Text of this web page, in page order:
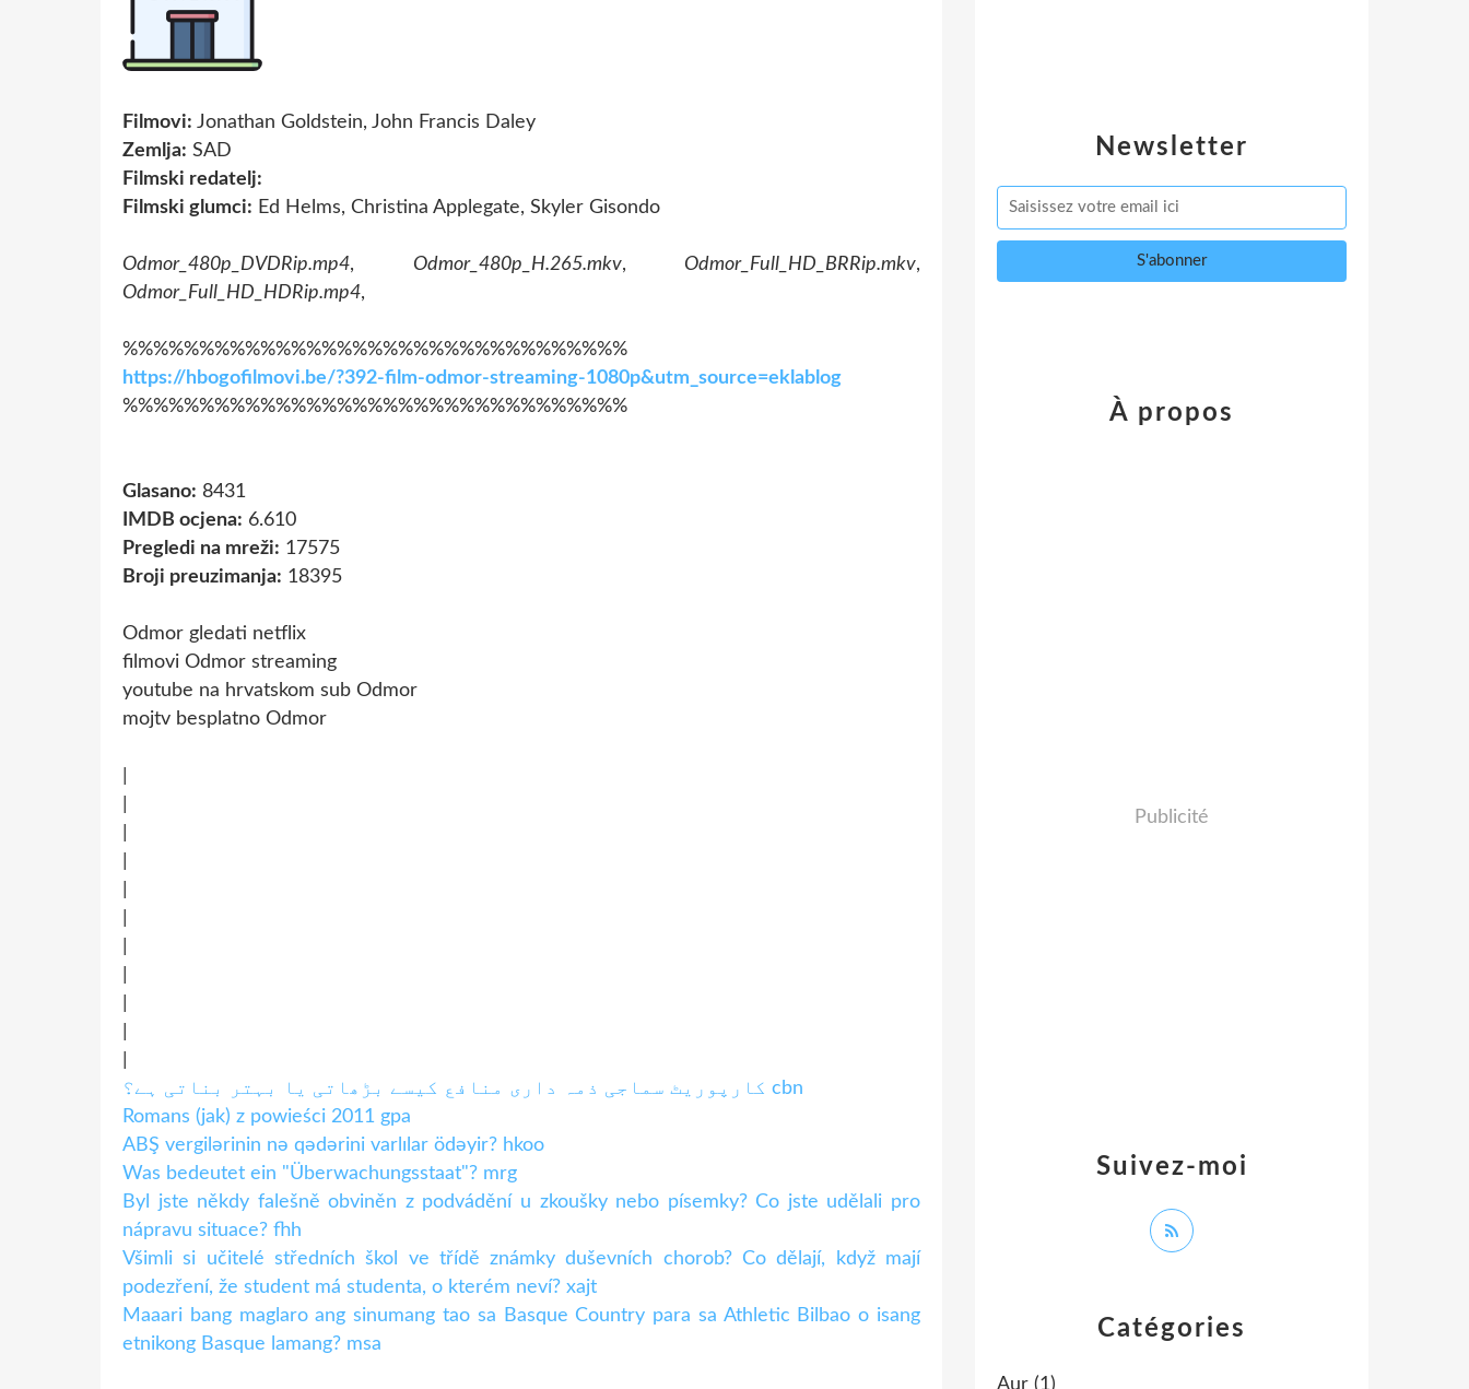
Filmovi: Jonathan Goldstein, John Francis Daley
Zemlja: SAD
Filmski redatelj:
Filmski glumci: Ed Helms, Christina Applegate, Skyler Gisondo
Odmor_480p_DVDRip.mp4, Odmor_480p_H.265.mkv, Odmor_Full_HD_BRRip.mkv,
Odmor_Full_HD_HDRip.mp4,
%%%%%%%%%%%%%%%%%%%%%%%%%%%%%%%%%
https://hbogofilmovi.be/?392-film-odmor-streaming-1080p&utm_source=eklablog
%%%%%%%%%%%%%%%%%%%%%%%%%%%%%%%%%
Glasano: 8431
IMDB ocjena: 6.610
Pregledi na mreži: 17575
Broji preuzimanja: 18395
Odmor gledati netflix
filmovi Odmor streaming
youtube na hrvatskom sub Odmor
mojtv besplatno Odmor
کارپوریٹ سماجی ذمہ داری منافع کیسے بڑھاتی یا بہتر بناتی ہے؟ cbn
Romans (jak) z powieści 2011 gpa
ABŞ vergilərinin nə qədərini varlılar ödəyir? hkoo
Was bedeutet ein "Überwachungsstaat"? mrg
Byl jste někdy falešně obviněn z podvádění u zkoušky nebo písemky? Co jste udělali pro
nápravu situace? fhh
Všimli si učitelé středních škol ve třídě známky duševních chorob? Co dělají, když mají
podezření, že student má studenta, o kterém neví? xajt
Maaari bang maglaro ang sinumang tao sa Basque Country para sa Athletic Bilbao o isang
etnikong Basque lamang? msa
Newsletter
Catégories
Aur (1)
Suivez-moi
À propos
Publicité